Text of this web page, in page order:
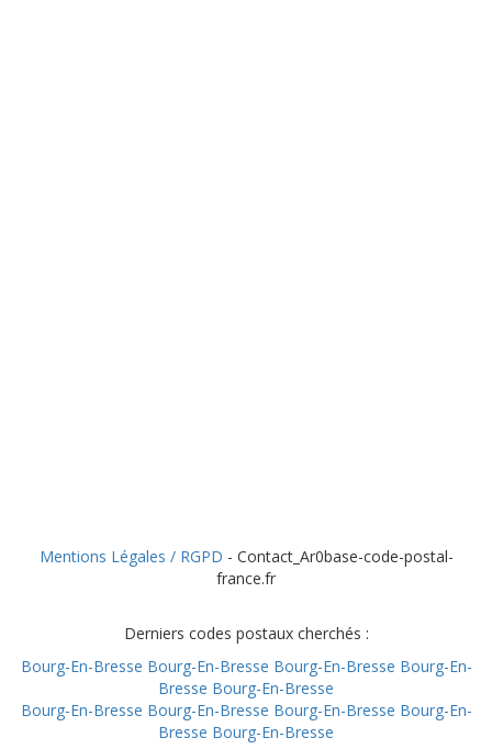
Mentions Légales / RGPD - Contact_Ar0base-code-postal-
france.fr
Derniers codes postaux cherchés :
Bourg-En-Bresse Bourg-En-Bresse Bourg-En-Bresse Bourg-En-
Bresse Bourg-En-Bresse
Bourg-En-Bresse Bourg-En-Bresse Bourg-En-Bresse Bourg-En-
Bresse Bourg-En-Bresse